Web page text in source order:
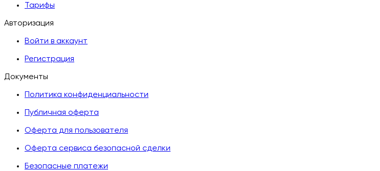
Тарифы
Авторизация
Войти в аккаунт
Регистрация
Документы
Политика конфиденциальности
Публичная оферта
Оферта для пользователя
Оферта сервиса безопасной сделки
Безопасные платежи